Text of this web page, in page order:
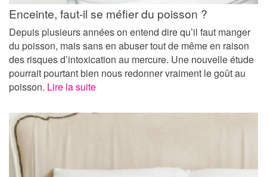
Enceinte, faut-il se méfier du poisson ?
Depuis plusieurs années on entend dire qu’il faut manger
du poisson, mais sans en abuser tout de même en raison
des risques d’intoxication au mercure. Une nouvelle étude
pourrait pourtant bien nous redonner vraiment le goût au
poisson. Lire la suite